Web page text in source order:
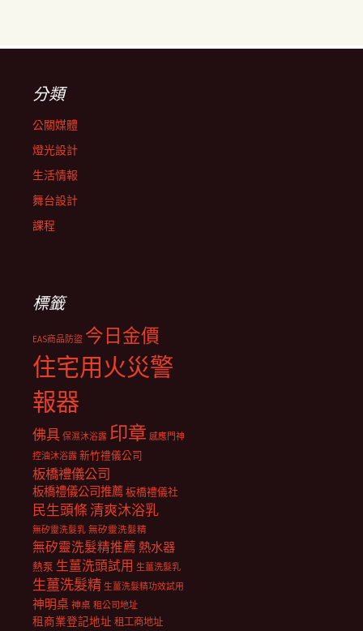
分類
公關媒體
燈光設計
生活情報
舞台設計
課程
標籤
EAS商品防盜 今日金價
住宅用火災警
報器
佛具 保濕沐浴露 印章 感應門神
控油沐浴露 新竹禮儀公司
板橋禮儀公司
板橋禮儀公司推薦板橋禮儀社
民生頭條清爽沐浴乳
無矽靈洗髮乳 無矽靈洗髮精
無矽靈洗髮精推薦 熱水器
熱泵 生薑洗頭試用 生薑洗髮乳
生薑洗髮精 生薑洗髮精功效試用
神明桌 神桌 租公司地址
租商業登記地址 租工商地址